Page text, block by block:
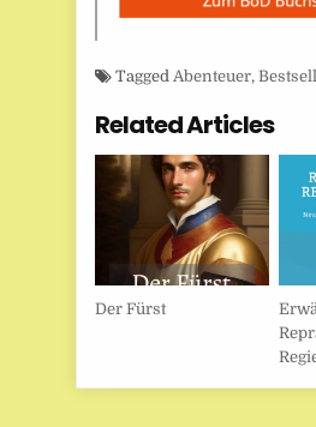
TaggedAbenteuer,
Related Articles
Der Fürst